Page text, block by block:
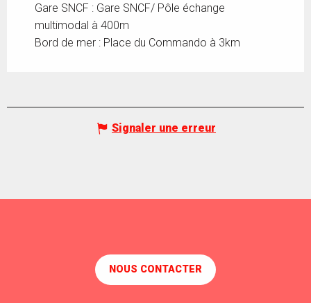
Gare SNCF : Gare SNCF/ Pôle échange
multimodal à 400m
Bord de mer : Place du Commando à 3km
Signaler une erreur
NOUS CONTACTER